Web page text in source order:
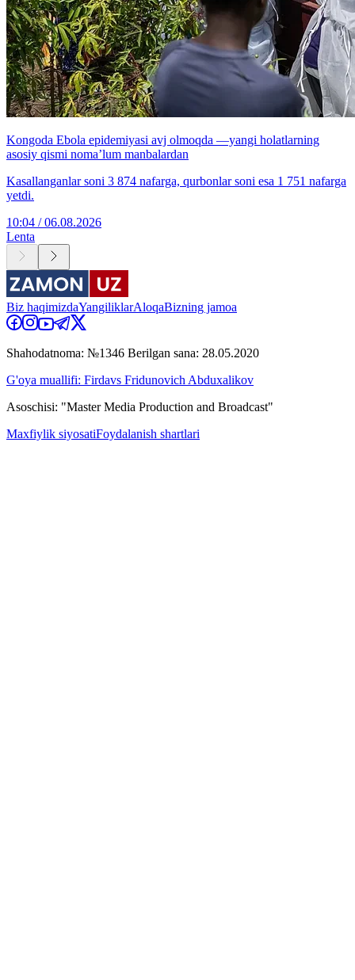
Kongoda Ebola epidemiyasi avj olmoqda —yangi holatlarning
asosiy qismi noma’lum manbalardan
Kasallanganlar soni 3 874 nafarga, qurbonlar soni esa 1 751 nafarga
yetdi.
10:04 / 06.08.2026
Lenta
Biz haqimizdaYangiliklarAloqaBizning jamoa
Shahodatnoma: №1346 Berilgan sana: 28.05.2020
G'oya muallifi: Firdavs Fridunovich Abduxalikov
Asoschisi: "Master Media Production and Broadcast"
Maxfiylik siyosatiFoydalanish shartlari